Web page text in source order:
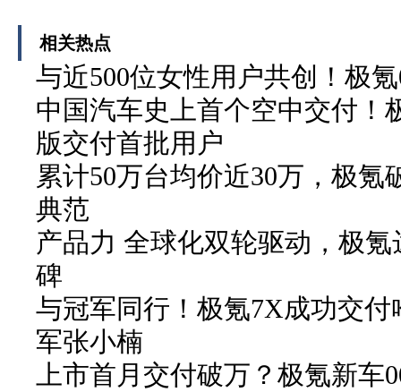
相关热点
与近500位女性用户共创！极
中国汽车史上首个空中交付！
版交付首批用户
累计50万台均价近30万，极
典范
产品力 全球化双轮驱动，极
碑
与冠军同行！极氪7X成功交
军张小楠
上市首月交付破万？极氪新车